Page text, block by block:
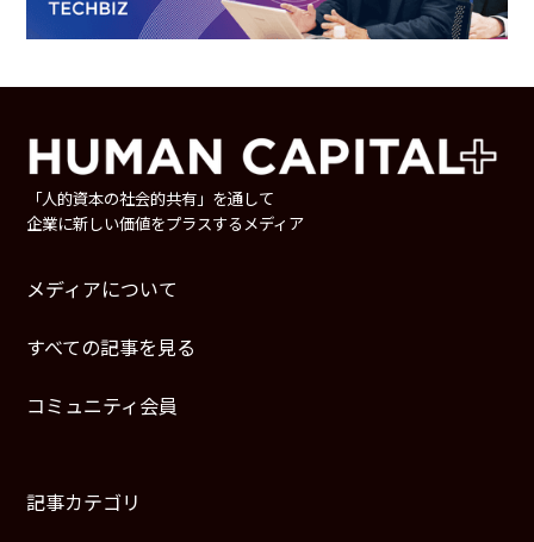
「人的資本の社会的共有」を通して
企業に新しい価値をプラスするメディア
メディアについて
すべての記事を見る
コミュニティ会員
記事カテゴリ